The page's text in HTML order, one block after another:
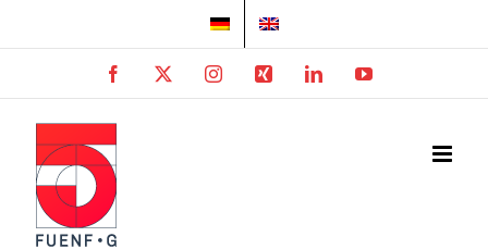
Inhalt
Facebook InstagramXing LinkedInYouTube